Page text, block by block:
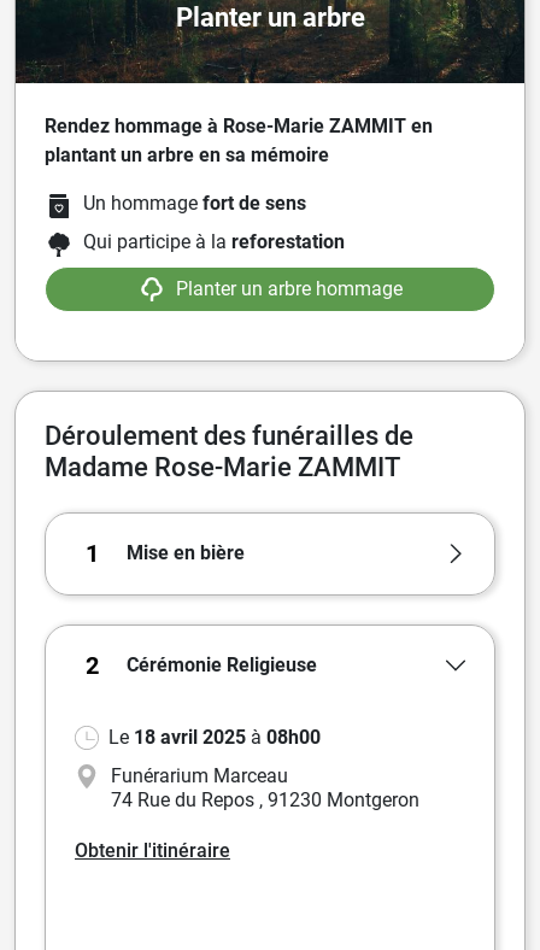
Planter un arbre
Rendez hommage à Rose-Marie ZAMMIT en
plantant un arbre en sa mémoire
Un hommage fort de sens
Qui participe à la reforestation
Planter un arbre hommage
Déroulement des funérailles de
Madame Rose-Marie ZAMMIT
1 Mise en bière
2 Cérémonie Religieuse
Le 18 avril 2025 à 08h00
Funérarium Marceau
74 Rue du Repos , 91230 Montgeron
Obtenir l'itinéraire